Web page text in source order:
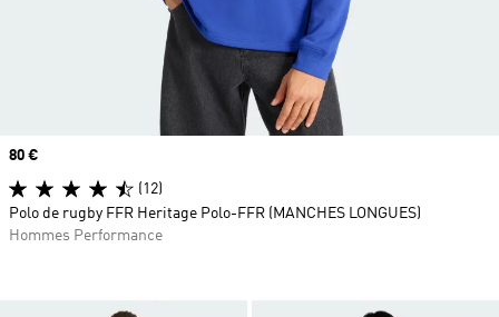
Prix
80 €
(12)
Polo de rugby FFR Heritage Polo-FFR (MANCHES LONGUES)
Hommes Performance